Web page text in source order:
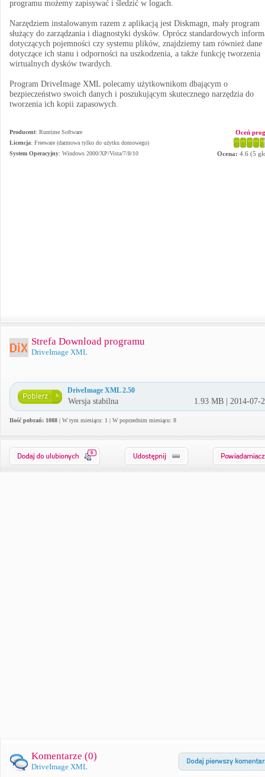
programu możemy zapisywać i śledzić w logach.
Narzędziem instalowanym razem z aplikacją jest Diskmagn, mały program
służący do zarządzania i diagnostyki dysków. Oprócz standardowych
dotyczących pojemności czy systemu plików, znajdziemy tam również dane
dotyczące ich stanu i odporności na uszkodzenia, a także funkcję tworzenia
wirtualnych dysków twardych.
Program DriveImage XML polecamy użytkownikom dbającym o
bezpieczeństwo swoich danych i poszukującym skutecznego narzędzia do
tworzenia ich kopii zapasowych.
Producent: Runtime Software
Licencja: Freeware (darmowa tylko do użytku domowego)
System Operacyjny: Windows 2000/XP/Vista/7/8/10
Oceń
Ocena: 4.6 (5
Strefa Download programu
DriveImage XML
DriveImage XML 2.50
Wersja stabilna 1.93 MB | 2014-07-
Ilość pobrań: 1088 | W tym miesiącu: 1 | W poprzednim miesiącu: 8
0
Komentarze (0)
DriveImage XML